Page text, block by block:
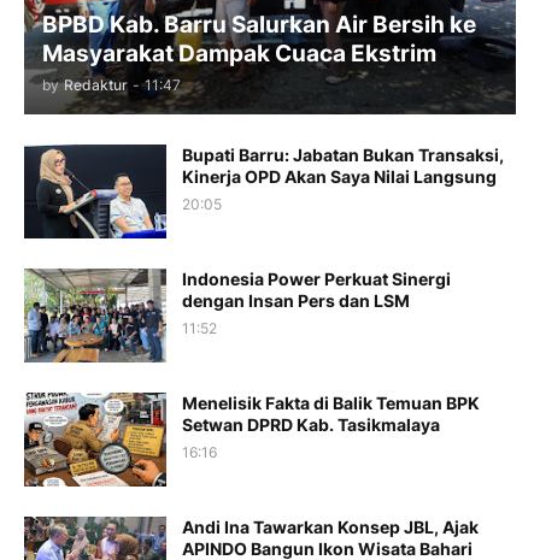
BPBD Kab. Barru Salurkan Air Bersih ke
Masyarakat Dampak Cuaca Ekstrim
by Redaktur - 11:47
Bupati Barru: Jabatan Bukan Transaksi,
Kinerja OPD Akan Saya Nilai Langsung
20:05
Indonesia Power Perkuat Sinergi
dengan Insan Pers dan LSM
11:52
Menelisik Fakta di Balik Temuan BPK
Setwan DPRD Kab. Tasikmalaya
16:16
Andi Ina Tawarkan Konsep JBL, Ajak
APINDO Bangun Ikon Wisata Bahari